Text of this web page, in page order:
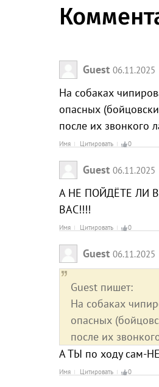
Guest 06.11.2025
На собаках
опасных
после их звонкого
Имя Цитировать 0
Guest 06.11.2025
А НЕ ПОЙДЁТЕ ЛИ
ВАС!!!!
Имя Цитировать 0
Guest 06.11.2025
Guest пишет:
На собаках
опасных
после их
А ТЫ по ходу сам-
Имя Цитировать 0